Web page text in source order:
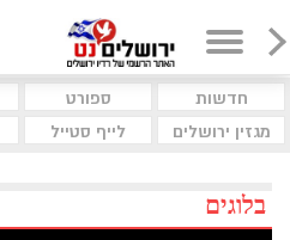
חדשות ספורט
מגזין ירושלים
לייף סטייל
בלוגים